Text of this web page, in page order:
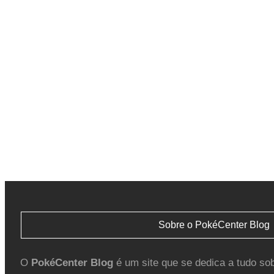
Sobre o PokéCenter Blog
O PokéCenter Blogé um site que se dedica a tudo